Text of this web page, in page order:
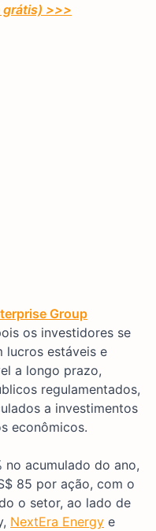
grátis) >>>
Group
os investidores se
lucros estáveis e
a longo prazo,
regulamentados,
a investimentos
econômicos.
no acumulado do ano,
85 por ação, com o
o setor, ao lado de
NextEra Energy e